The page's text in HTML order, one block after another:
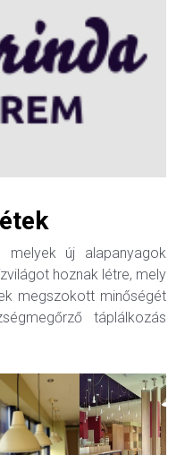
melyek új alapanyagok
hoznak létre, mely
megszokott minőségét
táplálkozás